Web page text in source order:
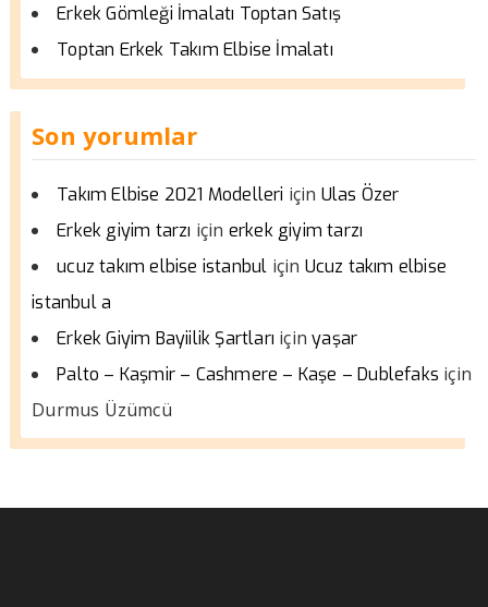
Erkek Gömleği İmalatı Toptan Satış
Toptan Erkek Takım Elbise İmalatı
Son yorumlar
Takım Elbise 2021 Modelleri için Ulas Özer
Erkek giyim tarzı için erkek giyim tarzı
ucuz takım elbise istanbul için Ucuz takım elbise
istanbul a
Erkek Giyim Bayiilik Şartları içinyaşar
Palto – Kaşmir – Cashmere – Kaşe – Dublefaks için
Durmus Üzümcü